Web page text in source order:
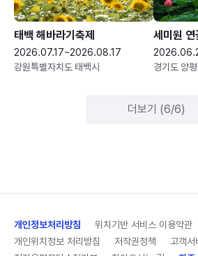
태백 해바라기축제
2026.07.17~2026.08.17
강원특별자치도 태백시
세미원 연
경기도 양
더보기 (6/6)
개인정보처리방침
위치기반 서비스 이용약관
개인위치정보 처리방침
저작권정책
고객서